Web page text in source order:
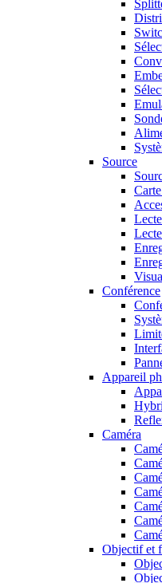
Source
Conférence
Appareil
Caméra
Objectif et